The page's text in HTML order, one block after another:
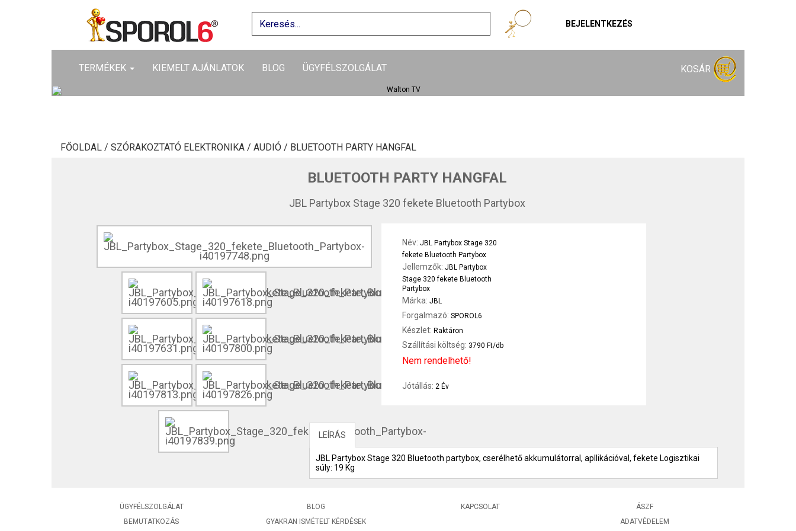
BEJELENTKEZÉS
TERMÉKEK KIEMELT AJÁNLATOK BLOG ÜGYFÉLSZOLGÁLAT KOSÁR
FŐOLDAL / SZÓRAKOZTATÓ ELEKTRONIKA / AUDIÓ / BLUETOOTH PARTY HANGFAL
BLUETOOTH PARTY HANGFAL
JBL Partybox Stage 320 fekete Bluetooth Partybox
Név: JBL Partybox Stage 320
fekete Bluetooth Partybox
Jellemzők: JBL Partybox
Stage 320 fekete Bluetooth
Partybox
Márka: JBL
Forgalmazó: SPOROL6
Készlet: Raktáron
Szállítási költség: 3790 Ft/db
Nem rendelhető!
Jótállás: 2 Év
LEÍRÁS
JBL Partybox Stage 320 Bluetooth partybox, cserélhető akkumulátorral, apllikációval, fekete Logisztikai
súly: 19 Kg
ÜGYFÉLSZOLGÁLAT
BEMUTATKOZÁS
BLOG
GYAKRAN ISMÉTELT KÉRDÉSEK
KAPCSOLAT
ÁSZF
ADATVÉDELEM